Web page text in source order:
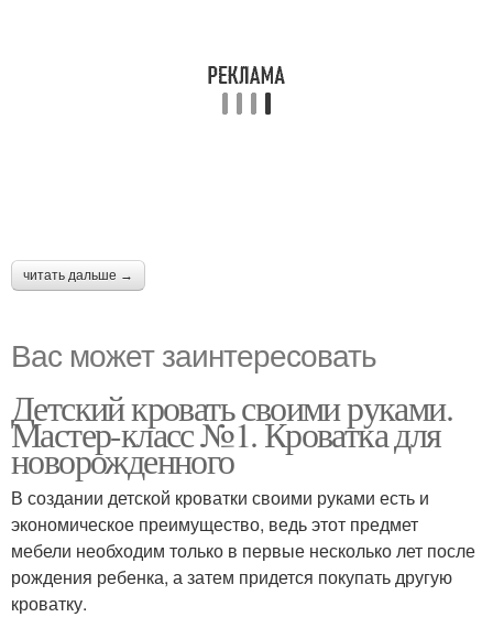
читать дальше →
Вас может заинтересовать
Детский кровать своими руками.
Мастер-класс №1. Кроватка для
новорожденного
В создании детской кроватки своими руками есть и
экономическое преимущество, ведь этот предмет
мебели необходим только в первые несколько лет после
рождения ребенка, а затем придется покупать другую
кроватку.